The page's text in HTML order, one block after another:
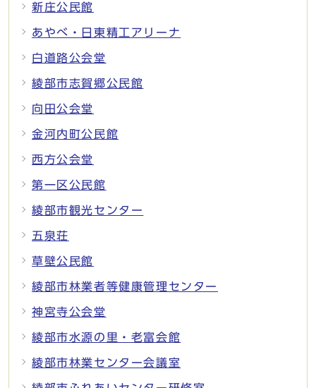
新庄公民館
あやべ・日東精工アリーナ
白道路公会堂
綾部市志賀郷公民館
向田公会堂
金河内町公民館
西方公会堂
第一区公民館
綾部市観光センター
五泉荘
草壁公民館
綾部市林業者等健康管理センター
神宮寺公会堂
綾部市水源の里・老富会館
綾部市林業センター会議室